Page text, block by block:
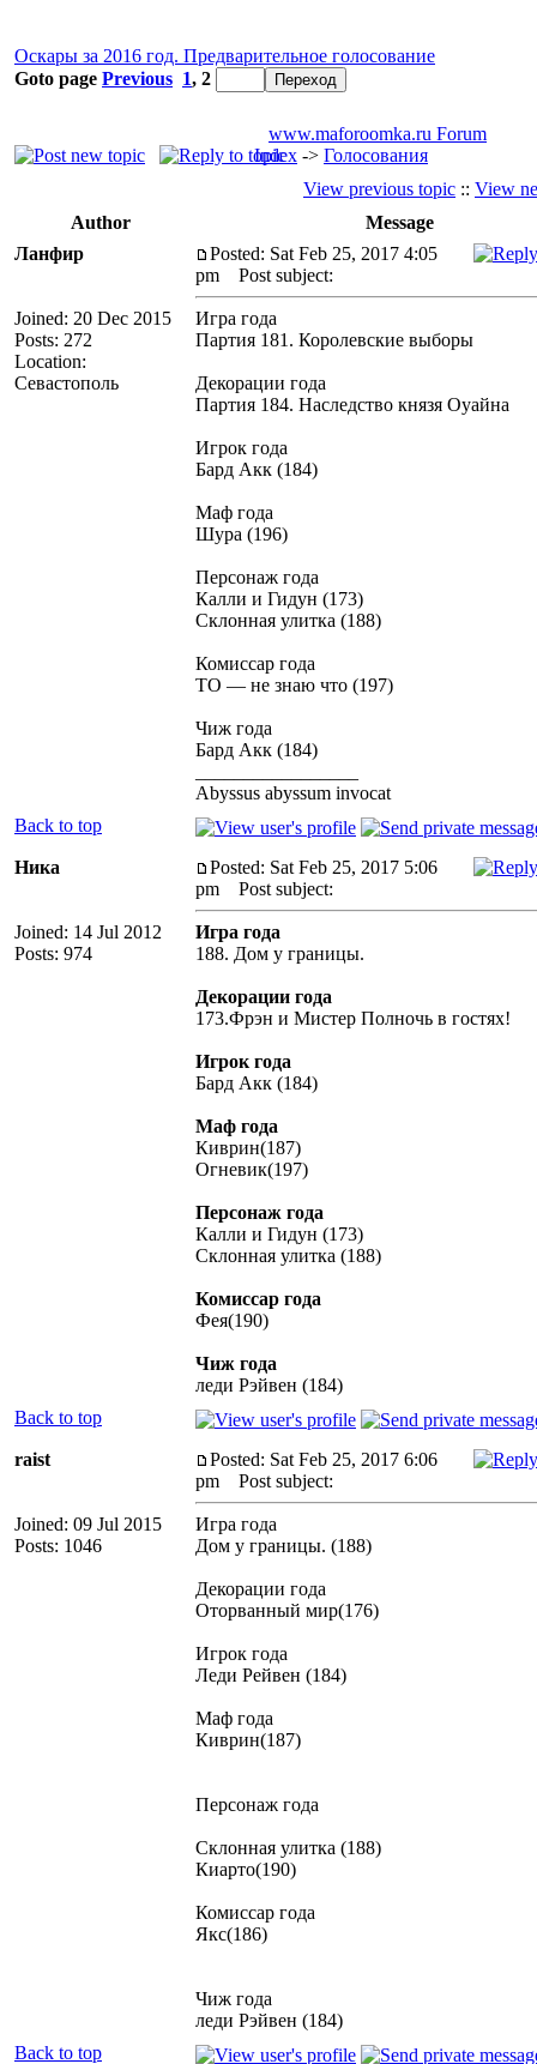
Оскары за 2016 год. Предварительное голосование
Goto page Previous 1, 2
www.maforoomka.ru Forum
Index -> Голосования
View previous topic :: View
Author
Message
Ланфир
Joined: 20 Dec 2015
Posts: 272
Location:
Севастополь
Posted: Sat Feb 25, 2017 4:05
pm
Post subject:
Игра года
Партия 181. Королевские выборы
Декорации года
Партия 184. Наследство князя Оуайна
Игрок года
Бард Акк (184)
Маф года
Шура (196)
Персонаж года
Калли и Гидун (173)
Склонная улитка (188)
Комиссар года
ТО — не знаю что (197)
Чиж года
Бард Акк (184)
Abyssus abyssum invocat
Back to top
Ника
Joined: 14 Jul 2012
Posts: 974
Posted: Sat Feb 25, 2017 5:06
pm
Post subject:
Игра года
188. Дом у границы.
Декорации года
173.Фрэн и Мистер Полночь в гостях!
Игрок года
Бард Акк (184)
Маф года
Киврин(187)
Огневик(197)
Персонаж года
Калли и Гидун (173)
Склонная улитка (188)
Комиссар года
Фея(190)
Чиж года
леди Рэйвен (184)
Back to top
raist
Joined: 09 Jul 2015
Posts: 1046
Posted: Sat Feb 25, 2017 6:06
pm
Post subject:
Игра года
Дом у границы. (188)
Декорации года
Оторванный мир(176)
Игрок года
Леди Рейвен (184)
Маф года
Киврин(187)
Персонаж года
Склонная улитка (188)
Киарто(190)
Комиссар года
Якс(186)
Чиж года
леди Рэйвен (184)
Back to top